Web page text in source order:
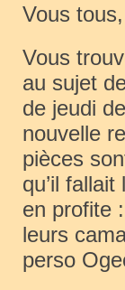
Vous tous,
Vous
au sujet
de jeudi
nouvelle
pièces
qu’il
en profite
leurs
perso